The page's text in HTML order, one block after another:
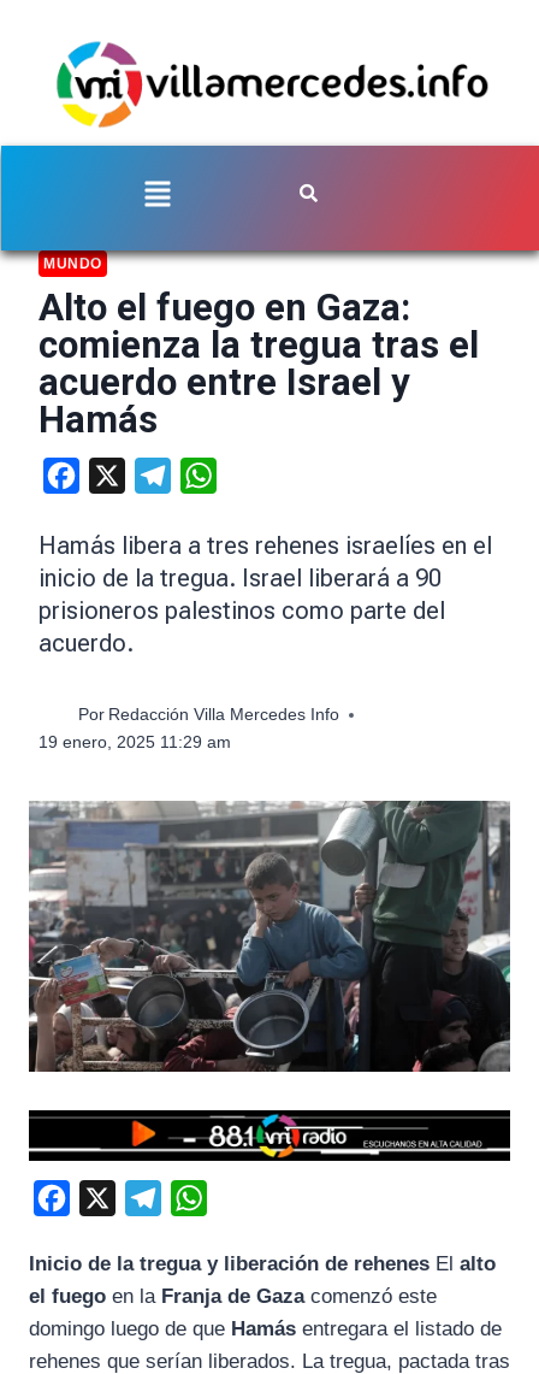
MUNDO
Alto el fuego en Gaza:
comienza la tregua tras el
acuerdo entre Israel y
Hamás
Facebook Telegram
Hamás libera a tres rehenes israelíes en el
inicio de la tregua. Israel liberará a 90
prisioneros palestinos como parte del
acuerdo.
Por Redacción Villa Mercedes Info
19 enero, 2025 11:29 am
c
e
b
l
e
g
a
t
s
Inicio de la tregua y liberación de rehenes El alto
el fuego en la Franja de Gazacomenzó este
domingo luego de que Hamás entregara el listado de
rehenes que serían liberados. La tregua, pactada tras